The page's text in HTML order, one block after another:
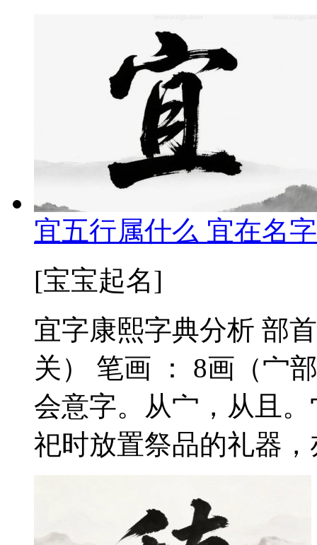
宜五行属什么 宜在名
[宝宝起名]
宜字康熙字典分析 部
关） 笔画 ： 8画（宀
会意字。从宀，从且
祀时放置祭品的礼器